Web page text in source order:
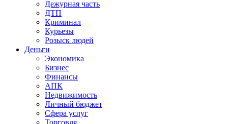
Дежурная часть
ДТП
Криминал
Курьезы
Розыск людей
Деньги
Экономика
Бизнес
Финансы
АПК
Недвижимость
Личный бюджет
Сфера услуг
Торговля